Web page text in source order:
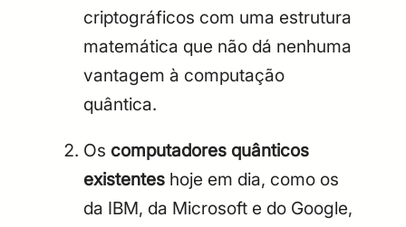
criptográficos com uma estrutura
matemática que não dá nenhuma
vantagem à computação
quântica.
Os computadores quânticos
existentes hoje em dia, como os
da IBM, da Microsoft e do Google,